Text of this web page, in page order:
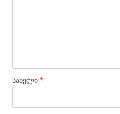
სახელი *